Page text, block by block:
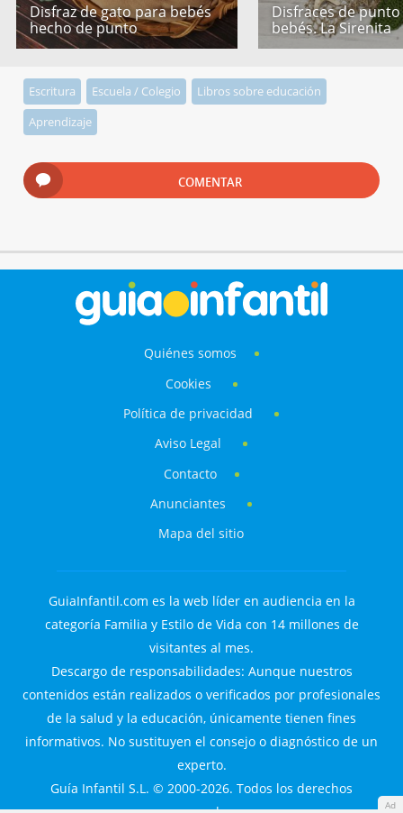
Disfraz de gato para bebés
hecho de punto
Disfraces de
bebés. La Sirenita
Escritura Escuela / Colegio
Libros sobre educación
Aprendizaje
COMENTAR
Ad
Quiénes somos
Cookies
Política de privacidad
Aviso Legal
Contacto
Anunciantes
Mapa del sitio
GuiaInfantil.com es la web líder en audiencia en la
categoría Familia y Estilo de Vida con 14 millones de
visitantes al mes.
Descargo de responsabilidades: Aunque nuestros
contenidos están realizados o verificados por profesionales
de la salud y la educación, únicamente tienen fines
informativos. No sustituyen el consejo o diagnóstico de un
experto.
Guía Infantil S.L. © 2000-2026. Todos los derechos